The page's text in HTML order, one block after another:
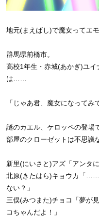
地元(まえばし)で魔女ってエ
群馬県前橋市。
高校1年生・赤城(あかぎ)ユイ
は……
「じゃあ君、魔女になってみ
謎のカエル、ケロッペの登場
部屋のクローゼットは不思
新里(にいさと)アズ「アンタ
北原(きたはら)キョウカ「……
ない？」
三俣(みつまた)チョコ「夢が
コちゃんだよ！」